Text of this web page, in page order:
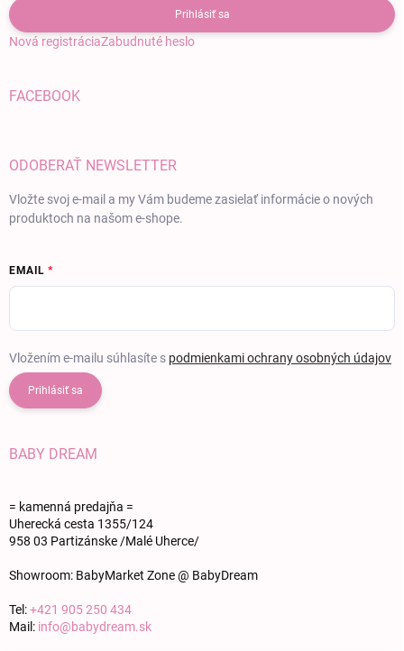
Prihlásiť sa
Nová registráciaZabudnuté heslo
FACEBOOK
ODOBERAŤ NEWSLETTER
Vložte svoj e-mail a my Vám budeme zasielať informácie o nových
produktoch na našom e-shope.
EMAIL
Vložením e-mailu súhlasíte s podmienkami ochrany osobných údajov
Prihlásiť sa
BABY DREAM
= kamenná predajňa =
Uherecká cesta 1355/124
958 03 Partizánske /Malé Uherce/
Showroom: BabyMarket Zone @ BabyDream
Tel:+421 905 250 434
Mail: info@babydream.sk